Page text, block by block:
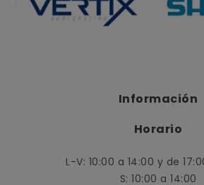
Información
Horario
L-V: 10:00 a 14:00 y de
S: 10:00 a 14:00